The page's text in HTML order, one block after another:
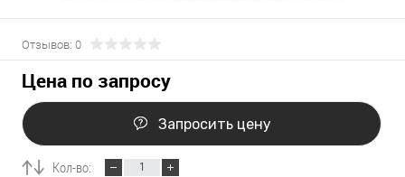
Отзывов: 0
Цена по запросу
Запросить цену
Кол-во: